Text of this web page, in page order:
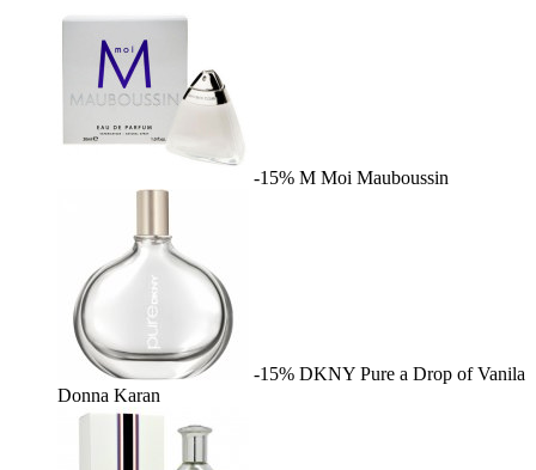
-15% M Moi Mauboussin
-15% DKNY Pure a Drop of Vanila
Donna Karan